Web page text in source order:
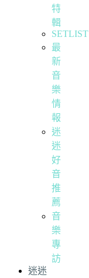
特
輯
SETLIST
最
新
音
樂
情
報
迷
迷
好
音
推
薦
音
樂
專
訪
迷迷